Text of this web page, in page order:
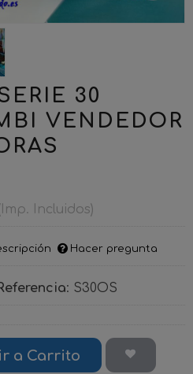
30
VENDEDOR
Incluidos)
Hacer pregunta
: S30OS
a Carrito